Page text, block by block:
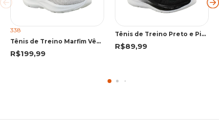
338
Tênis de Treino Marfim Vênus 3 | Olympikus
R$199,99
Tênis de Treino Preto e Pink BX2515 | Box 200
R$89,99